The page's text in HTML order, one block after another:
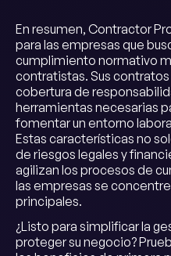
En resumen, Contractor
para las empresas que
cumplimiento normativo
contratistas. Sus
cobertura de
herramientas necesarias
fomentar un entorno
Estas características no
de riesgos legales y
agilizan los procesos de
las empresas se
principales.
¿Listo para simplificar la
proteger su negocio?